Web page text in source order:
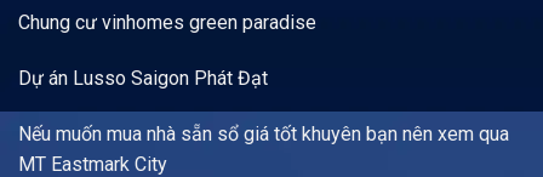
Chung cư vinhomes green paradise
Dự án Lusso Saigon Phát Đạt
Nếu muốn mua nhà sẵn sổ giá tốt khuyên bạn nên xem qua
MT Eastmark City